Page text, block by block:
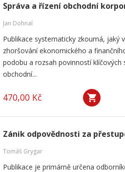
Správa a řízení obchodní
Jan Dohnal
Publikace systematicky zkoumá, jaký
zhoršování ekonomického a
podobu a rozsah povinností klíčových
obchodní...
470,00 Kč
Zánik odpovědnosti za
Tomáš Grygar
Publikace je primárně určena